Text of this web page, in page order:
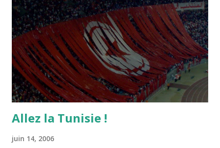
Allez la Tunisie !
juin 14, 2006